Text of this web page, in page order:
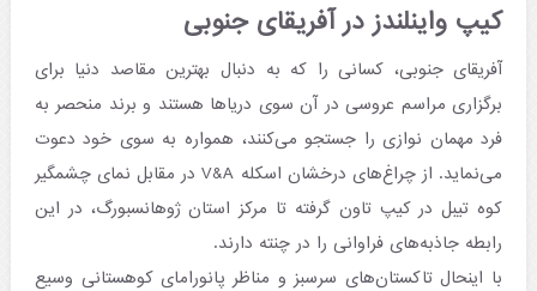
کیپ واینلندز در آفریقای جنوبی
آفریقای جنوبی، کسانی را که به دنبال بهترین مقاصد دنیا برای
برگزاری مراسم عروسی در آن سوی دریاها هستند و برند منحصر به
فرد مهمان نوازی را جستجو می‌کنند، همواره به سوی خود دعوت
می‌نماید. از چراغ‌های درخشان اسکله V&A در مقابل نمای چشمگیر
کوه تیبل در کیپ تاون گرفته تا مرکز استان ژوهانسبورگ، در این
رابطه جاذبه‌های فراوانی را در چنته دارند.
با اینحال تاکستان‌های سرسبز و مناظر پانورامای کوهستانی وسیع